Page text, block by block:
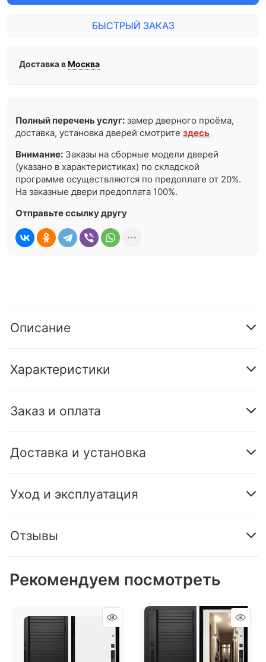
БЫСТРЫЙ ЗАКАЗ
Доставка вМосква
Полный перечень услуг: замер дверного проёма,
доставка, установка дверей смотритездесь
Внимание: Заказы на сборные модели дверей
(указано в характеристиках) по складской
программе осуществляются по предоплате от 20%.
На заказные двери предоплата 100%.
Отправьте ссылку другу
Описание
Характеристики
Заказ и оплата
Доставка и установка
Уход и эксплуатация
Отзывы
Рекомендуем посмотреть